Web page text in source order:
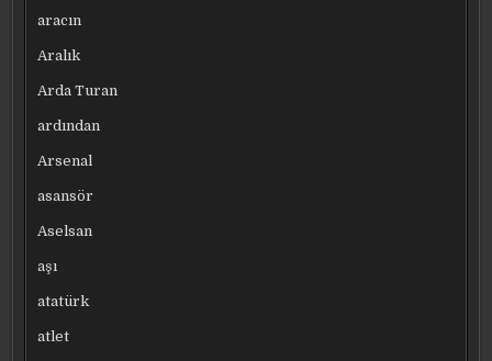
aracın
Aralık
Arda Turan
ardından
Arsenal
asansör
Aselsan
aşı
atatürk
atlet